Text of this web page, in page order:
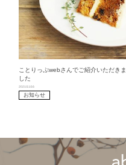
ことりっぷwebさんでご紹介いただきま
した
2021/11/16
お知らせ